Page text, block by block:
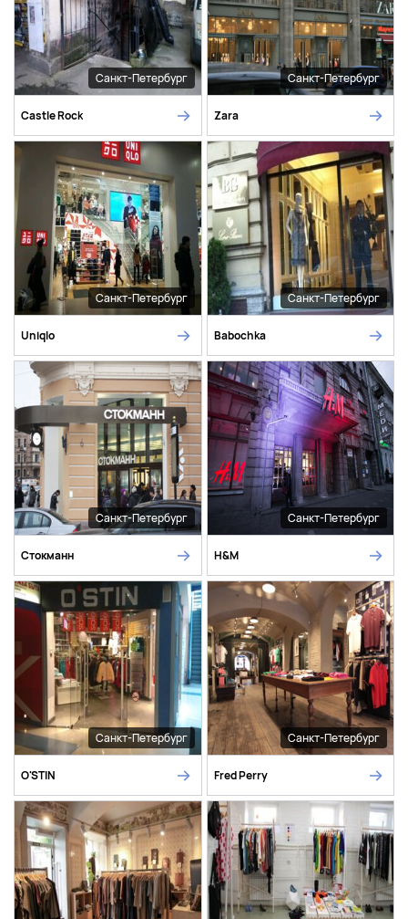
Санкт-Петербург
Castle Rock
Санкт-Петербург
Zara
Санкт-Петербург
Uniqlo
Санкт-Петербург
Babochka
Санкт-Петербург
Стокманн
Санкт-Петербург
H&M
Санкт-Петербург
O'STIN
Санкт-Петербург
Fred Perry